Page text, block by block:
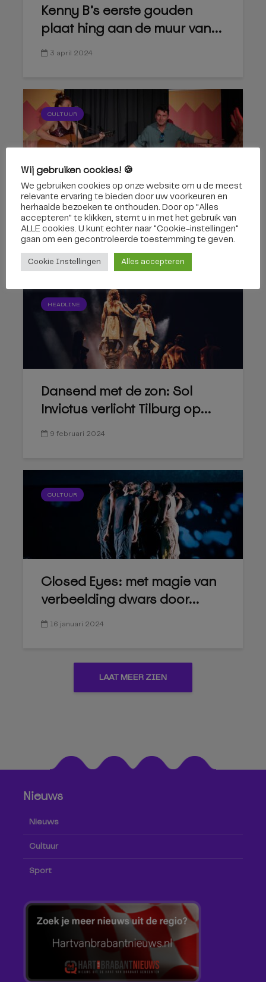
Kenny B’s eerste gouden
plaat hing aan de muur van...
3 april 2024
CULTUUR
Zoektocht Tilburgs Cabaret
Festival 2024 in volle gang:...
23 februari 2024
HEADLINE
Dansend met de zon: Sol
Invictus verlicht Tilburg op...
9 februari 2024
CULTUUR
Closed Eyes: met magie van
verbeelding dwars door...
16 januari 2024
LAAT MEER ZIEN
Nieuws
Nieuws
Cultuur
Sport
Wij gebruiken cookies! 🍪
We gebruiken cookies op onze website om u de meest
relevante ervaring te bieden door uw voorkeuren en
herhaalde bezoeken te onthouden. Door op "Alles
accepteren" te klikken, stemt u in met het gebruik van
ALLE cookies. U kunt echter naar "Cookie-instellingen"
gaan om een ​​gecontroleerde toestemming te geven.
Cookie Instellingen Alles accepteren